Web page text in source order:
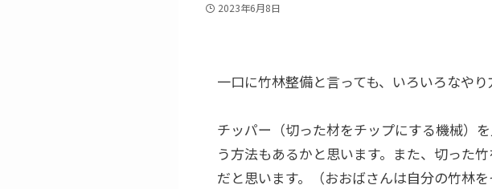
2023年6月8日
一口に竹林整備と言っても、いろいろなやり
チッパー（切った材をチップにする機械）
う方法もあるかと思います。また、切った
だと思います。（おおばさんは自分の竹林